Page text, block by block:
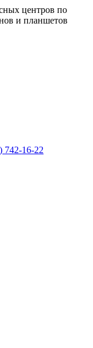
центров по
и планшетов
742-16-22